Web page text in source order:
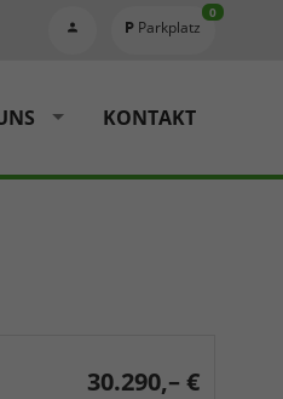
Parkplatz
0
KONTAKT
30.290,– €